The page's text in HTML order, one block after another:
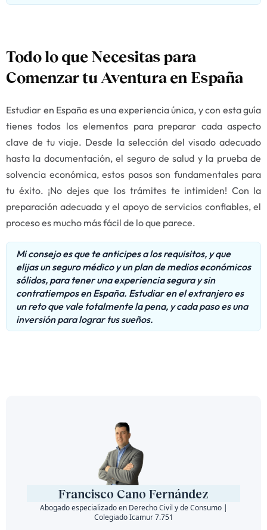
Todo lo que Necesitas para
Comenzar tu Aventura en España
Estudiar en España es una experiencia única, y con esta guía
tienes todos los elementos para preparar cada aspecto
clave de tu viaje. Desde la selección del visado adecuado
hasta la documentación, el seguro de salud y la prueba de
solvencia económica, estos pasos son fundamentales para
tu éxito. ¡No dejes que los trámites te intimiden! Con la
preparación adecuada y el apoyo de servicios confiables, el
proceso es mucho más fácil de lo que parece.
Mi consejo es que te anticipes a los requisitos, y que
elijas un seguro médico y un plan de medios económicos
sólidos, para tener una experiencia segura y sin
contratiempos en España. Estudiar en el extranjero es
un reto que vale totalmente la pena, y cada paso es una
inversión para lograr tus sueños.
Francisco Cano Fernández
Abogado especializado en Derecho Civil y de Consumo |
Colegiado Icamur 7.751